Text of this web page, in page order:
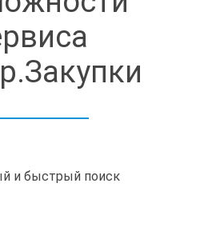
и быстрый поиск